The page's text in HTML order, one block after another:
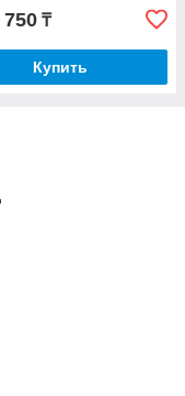
750 ₸
Купить